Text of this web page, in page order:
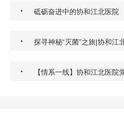
· 砥砺奋进中的协和江北医院
·
探寻神秘“灭菌”之旅|协和江
·
【情系一线】协和江北医院